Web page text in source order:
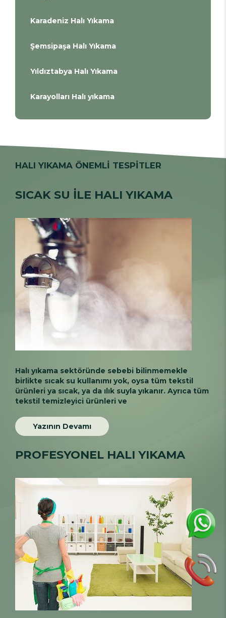
Karadeniz Halı Yıkama
Şemsipaşa Halı Yıkama
Yıldıztabya Halı Yıkama
Karayolları Halı yıkama
HALI YIKAMA ÖNEMLİ TESPİTLER
SICAK SU İLE HALI YIKAMA
Halı yıkama sektöründe sebebi bilinmemekle
birlikte sıcak su kullanımı yok, oysa tüm tekstil
ürünleri ya sıcak, ya da ılık suyla yıkanır. Ayrıca tüm
tekstil temizleyici ürünleri ve
Yazının Devamı
PROFESYONEL HALI YIKAMA